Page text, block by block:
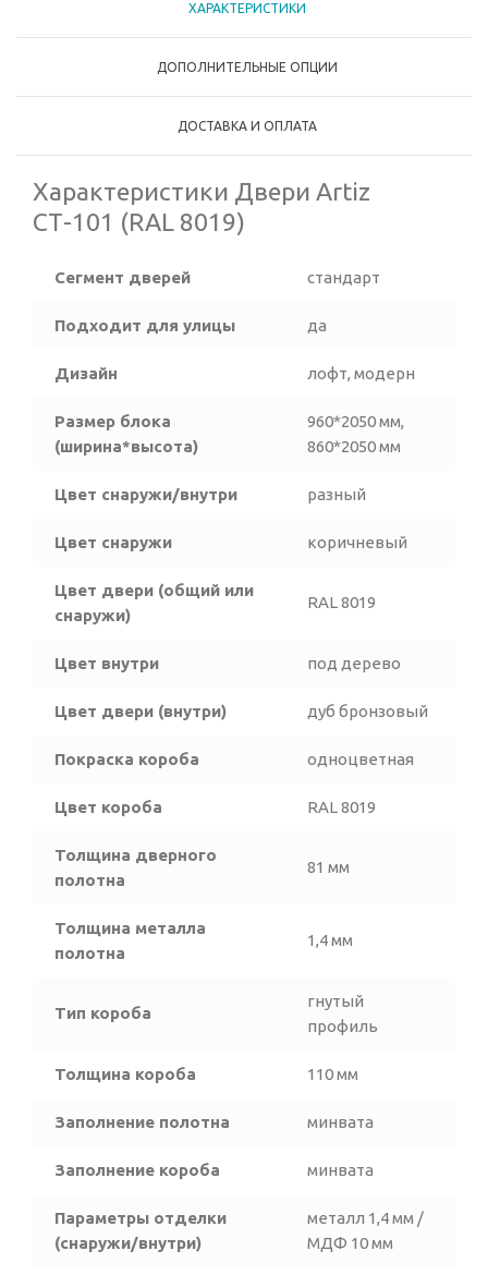
ХАРАКТЕРИСТИКИ
ДОПОЛНИТЕЛЬНЫЕ ОПЦИИ
ДОСТАВКА И ОПЛАТА
Характеристики Двери Artiz
СТ-101 (RAL 8019)
Сегмент дверей стандарт
Подходит для улицы да
Дизайн лофт, модерн
Размер блока
(ширина*высота)
960*2050 мм,
860*2050 мм
Цвет снаружи/внутри разный
Цвет снаружи коричневый
Цвет двери (общий или
снаружи)
RAL 8019
Цвет внутри под дерево
Цвет двери (внутри) дуб бронзовый
Покраска короба одноцветная
Цвет короба RAL 8019
Толщина дверного
полотна
81 мм
Толщина металла
полотна
1,4 мм
Тип короба
гнутый
профиль
Толщина короба 110 мм
Заполнение полотна минвата
Заполнение короба минвата
Параметры отделки
(снаружи/внутри)
металл 1,4 мм /
МДФ 10 мм